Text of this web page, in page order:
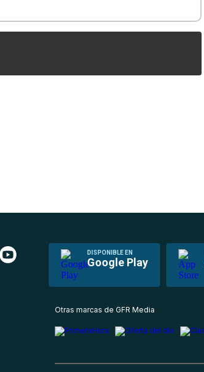
DISPONIBLE EN
Google Play
Otras marcas de GFR Media